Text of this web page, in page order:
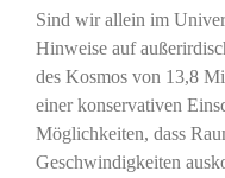
Sind wir allein im
Hinweise auf
des Kosmos von 13,8
einer konservativen
Möglichkeiten, dass
Geschwindigkeiten